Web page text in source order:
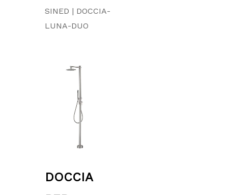
SINED | DOCCIA-
LUNA-DUO
DOCCIA
Fascia
di
prezzo:
da
869.86 €
a
947.94 €